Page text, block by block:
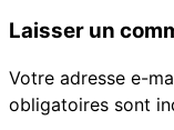
Laisser un
Votre adresse e-
obligatoires sont